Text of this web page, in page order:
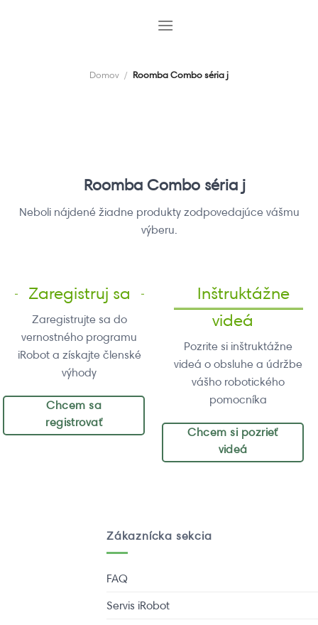
Domov / Roomba Combo séria j
Roomba Combo séria j
Neboli nájdené žiadne produkty zodpovedajúce vášmu
výberu.
Zaregistruj sa
Zaregistrujte sa do
vernostného programu
iRobot a získajte členské
výhody
Chcem sa
registrovať
Inštruktážne
videá
Pozrite si inštruktážne
videá o obsluhe a údržbe
vášho robotického
pomocníka
Chcem si pozrieť
videá
Zákaznícka sekcia
FAQ
Servis iRobot